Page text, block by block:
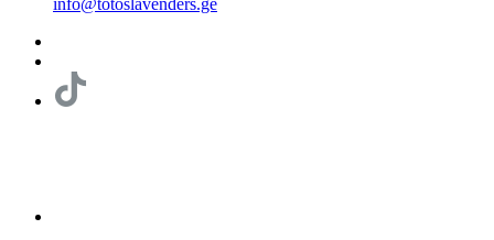
info@totoslavenders.ge